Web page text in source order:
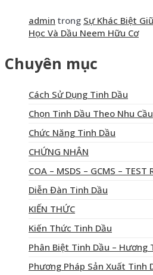
admin trong Sự Khác Biệt
Học Và Dầu Neem Hữu Cơ
Chuyên mục
Cách Sử Dụng Tinh Dầu
Chọn Tinh Dầu Theo Nhu Cầu
Chức Năng Tinh Dầu
CHỨNG NHẬN
COA – MSDS – GCMS – TEST
Diễn Đàn Tinh Dầu
KIẾN THỨC
Kiến Thức Tinh Dầu
Phân Biệt Tinh Dầu – Hương
Phương Pháp Sản Xuất Tinh